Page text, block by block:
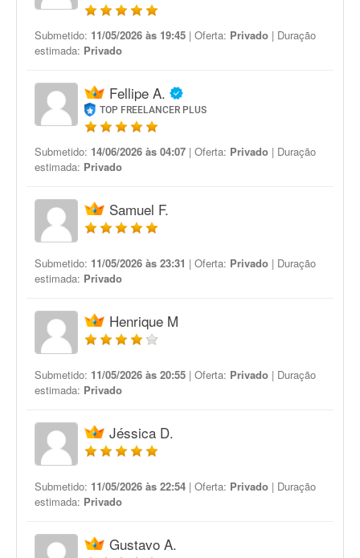
Submetido: 11/05/2026 às 19:45 | Oferta: Privado | Duração
estimada: Privado
Fellipe A.
TOP FREELANCER PLUS
Submetido: 14/06/2026 às 04:07 | Oferta: Privado | Duração
estimada: Privado
Samuel F.
Submetido: 11/05/2026 às 23:31 | Oferta: Privado | Duração
estimada: Privado
Henrique M
Submetido: 11/05/2026 às 20:55 | Oferta: Privado | Duração
estimada: Privado
Jéssica D.
Submetido: 11/05/2026 às 22:54 | Oferta: Privado | Duração
estimada: Privado
Gustavo A.